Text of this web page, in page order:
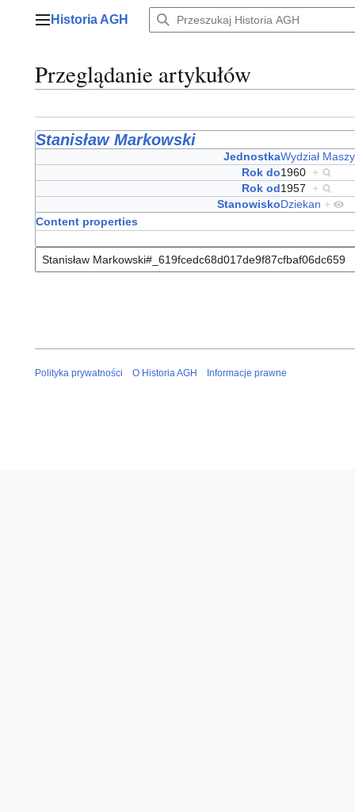
Menu główne
Historia AGH
Przeglądanie artykułów
Stanisław Markowski
JednostkaWydział
Rok do1960 +
Rok od1957
+
StanowiskoDziekan +
Content properties
Polityka prywatności O Historia AGH Informacje prawne